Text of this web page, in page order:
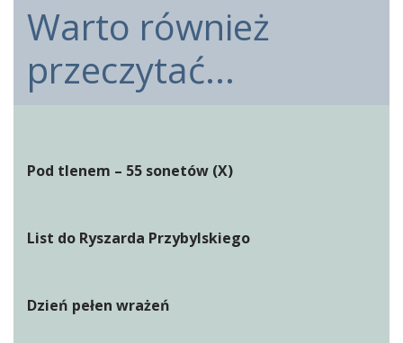
Warto również
przeczytać...
Pod tlenem – 55 sonetów (X)
List do Ryszarda Przybylskiego
Dzień pełen wrażeń